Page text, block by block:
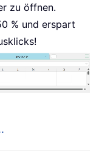
zu öffnen.
% und erspart